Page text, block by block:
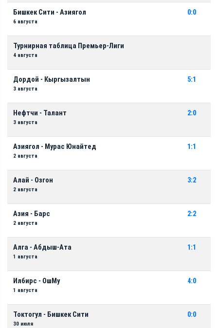
Бишкек Сити - Азиягол
6 августа
0:0
Турнирная таблица Премьер-Лиги
4 августа
Дордой - Кыргызалтын
3 августа
5:1
Нефтчи - Талант
3 августа
2:0
Азиягол - Мурас Юнайтед
2 августа
1:1
Алай - Озгон
2 августа
3:2
Азия - Барс
2 августа
2:2
Алга - Абдыш-Ата
1 августа
1:1
Илбирс - ОшМу
1 августа
4:0
Токтогул - Бишкек Сити
30 июля
0:0